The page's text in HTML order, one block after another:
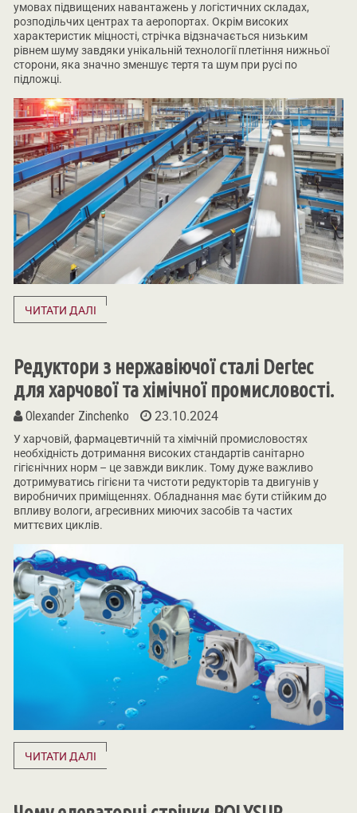
умовах підвищених навантажень у логістичних складах,
розподільчих центрах та аеропортах. Окрім високих
характеристик міцності, стрічка відзначається низьким
рівнем шуму завдяки унікальній технології плетіння нижньої
сторони, яка значно зменшує тертя та шум при русі по
підложці.
ЧИТАТИ ДАЛІ
Редуктори з нержавіючої сталі Dertec
для харчової та хімічної промисловості.
Olexander Zinchenko 23.10.2024
У харчовій, фармацевтичній та хімічній промисловостях
необхідність дотримання високих стандартів санітарно
гігієнічних норм – це завжди виклик. Тому дуже важливо
дотримуватись гігієни та чистоти редукторів та двигунів у
виробничих приміщеннях. Обладнання має бути стійким до
впливу вологи, агресивних миючих засобів та частих
миттєвих циклів.
ЧИТАТИ ДАЛІ